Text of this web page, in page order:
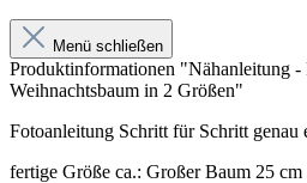
Menü schließen
Produktinformationen "Nähanleitung -
Weihnachtsbaum in 2 Größen"
Fotoanleitung Schritt für Schritt genau
fertige Größe ca.: Großer Baum 25